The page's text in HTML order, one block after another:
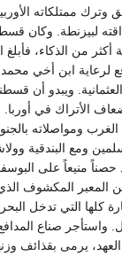
وترك ممتلكاته
لبيزنطة. وكان
من الذكاء، فأبلغ
لرعاية ابن أخي
ويبدو أن
الأتراك في أوربا.
ومواصلاته
ومع البندقية
حصناً منيعاً على
المعبر المكشوف
كلها التي تدخل
واستأجر صناع
يرمى بقذائف